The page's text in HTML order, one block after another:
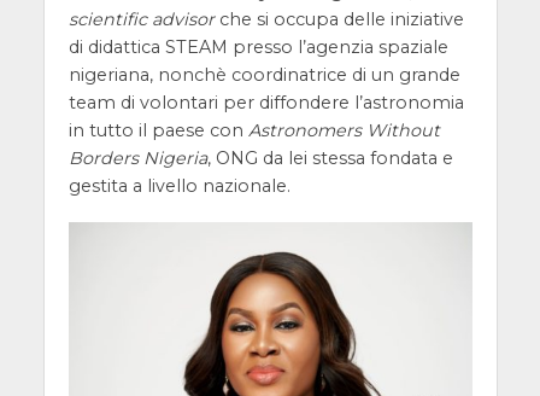
scientific advisorche si occupa delle iniziative
di didattica STEAM presso l’agenzia spaziale
nigeriana, nonchè coordinatrice di un grande
team di volontari per diffondere l’astronomia
in tutto il paese con Astronomers Without
Borders Nigeria, ONG da lei stessa fondata e
gestita a livello nazionale.